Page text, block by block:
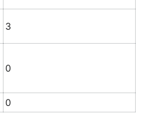
3
0
0